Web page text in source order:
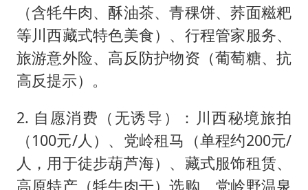
（含牦牛肉、酥油茶、青稞饼、荞面糍粑
等川西藏式特色美食）、行程管家服务、
旅游意外险、高反防护物资（葡萄糖、抗
高反提示）。
2. 自愿消费（无诱导）：川西秘境旅拍
（100元/人）、党岭租马（单程约200元/
人，用于徒步葫芦海）、藏式服饰租赁、
高原特产（牦牛肉干）选购、党岭野温泉